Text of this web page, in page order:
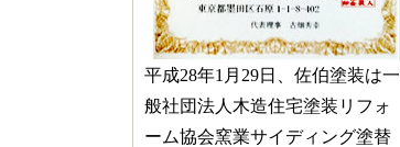
平成28年1月29日、佐伯塗装は一
般社団法人木造住宅塗装リフォ
ーム協会窯業サイディング塗替